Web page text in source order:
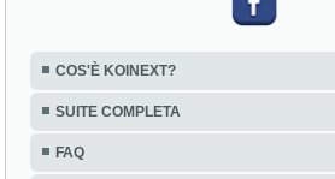
COS'È KOINEXT?
SUITE COMPLETA
FAQ